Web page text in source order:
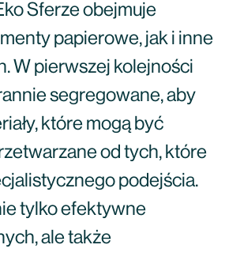
Sferze obejmuje
papierowe, jak i inne
W pierwszej kolejności
segregowane, aby
które mogą być
od tych, które
podejścia.
tylko efektywne
ale także